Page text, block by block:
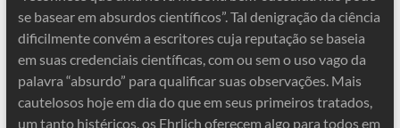
se basear em absurdos científicos”. Tal denigração da ciência
dificilmente convém a escritores cuja reputação se baseia
em suas credenciais científicas, com ou sem o uso vago da
palavra “absurdo” para qualificar suas observações. Mais
cautelosos hoje em dia do que em seus primeiros tratados,
um tanto histéricos, os Ehrlich oferecem algo para todos em